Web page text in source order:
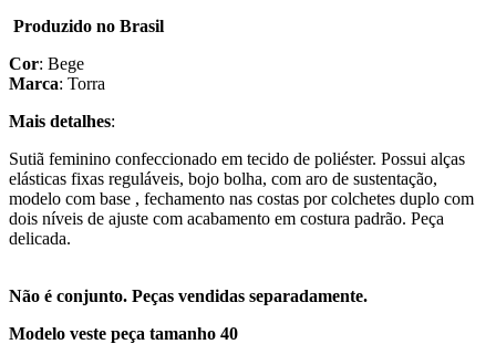
Produzido no Brasil
Cor: Bege
Marca: Torra
Mais detalhes:
Sutiã feminino confeccionado em tecido de poliéster. Possui alças
elásticas fixas reguláveis, bojo bolha, com aro de sustentação,
modelo com base , fechamento nas costas por colchetes duplo com
dois níveis de ajuste com acabamento em costura padrão. Peça
delicada.
Não é conjunto. Peças vendidas separadamente.
Modelo veste peça tamanho 40